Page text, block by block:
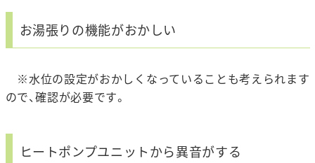
お湯張りの機能がおかしい
※水位の設定がおかしくなっていることも考えられます
ので、確認が必要です。
ヒートポンプユニットから異音がする